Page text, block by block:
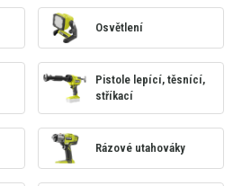
Osvětlení
Pistole lepící, těsnící,
stříkací
Rázové utahováky